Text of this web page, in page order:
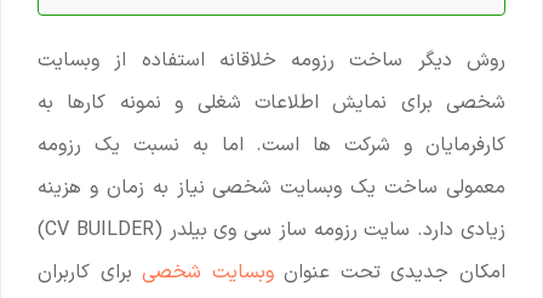
روش دیگر ساخت رزومه خلاقانه استفاده از وبسایت
شخصی برای نمایش اطلاعات شغلی و نمونه کارها به
کارفرمایان و شرکت ها است. اما به نسبت یک رزومه
معمولی ساخت یک وبسایت شخصی نیاز به زمان و هزینه
زیادی دارد. سایت رزومه ساز سی وی بیلدر (CV BUILDER)
امکان جدیدی تحت عنوانوبسایت شخصیبرای کاربران